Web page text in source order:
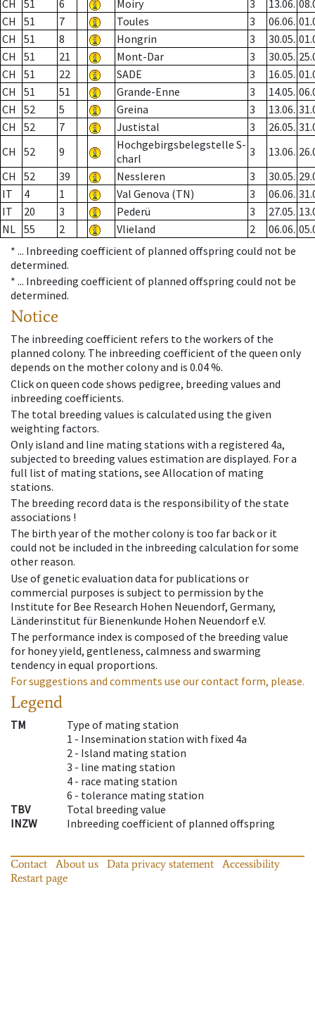
CH 51 6 Moiry 3 13.06.
CH
51 7 Toules 3 06.06.
CH
51 8 Hongrin 3 30.05.
CH
51 21 Mont-Dar 3 30.05.
CH
51 22 SADE 3 16.05.
CH
51 51 Grande-Enne 3 14.05.
CH
52 5 Greina 3 13.06.
CH
52 7 Justistal 3 26.05.
CH
52 9
Hochgebirgsbelegstelle S-
charl
3 13.06.
CH
52 39 Nessleren 3 30.05.
IT
4 1 Val Genova (TN) 3 06.06.
IT
20 3 Pederü 3 27.05.
NL 55 2 Vlieland 2 06.06.
* ... Inbreeding coefficient of planned offspring could not be
determined.
* ... Inbreeding coefficient of planned offspring could not be
determined.
Notice
The inbreeding coefficient refers to the workers of the
planned colony. The inbreeding coefficient of the queen only
depends on the mother colony and is 0.04 %.
Click on queen code shows pedigree, breeding values and
inbreeding coefficients.
The total breeding values is calculated using the given
weighting factors.
Only island and line mating stations with a registered 4a,
subjected to breeding values estimation are displayed. For a
full list of mating stations, see Allocation of mating
stations.
The breeding record data is the responsibility of the state
associations !
The birth year of the mother colony is too far back or it
could not be included in the inbreeding calculation for some
other reason.
Use of genetic evaluation data for publications or
commercial purposes is subject to permission by the
Institute for Bee Research Hohen Neuendorf, Germany,
Länderinstitut für Bienenkunde Hohen Neuendorf e.V.
The performance index is composed of the breeding value
for honey yield, gentleness, calmness and swarming
tendency in equal proportions.
For suggestions and comments use our contact form, please.
Legend
TM
Type of mating station
1 - Insemination station with fixed 4a
2 - Island mating station
3 - line mating station
4 - race mating station
6 - tolerance mating station
TBV
Total breeding value
INZW
Inbreeding coefficient of planned offspring
Contact About us Data privacy statement
Accessibility
Restart page